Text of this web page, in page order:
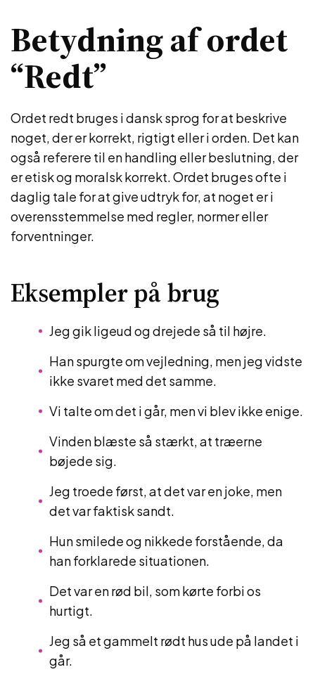
Betydning af ordet
“Redt”
Ordet redt bruges i dansk sprog for at beskrive
noget, der er korrekt, rigtigt eller i orden. Det kan
også referere til en handling eller beslutning, der
er etisk og moralsk korrekt. Ordet bruges ofte i
daglig tale for at give udtryk for, at noget er i
overensstemmelse med regler, normer eller
forventninger.
Eksempler på brug
Jeg gik ligeud og drejede så til højre.
Han spurgte om vejledning, men jeg vidste
ikke svaret med det samme.
Vi talte om det i går, men vi blev ikke enige.
Vinden blæste så stærkt, at træerne
bøjede sig.
Jeg troede først, at det var en joke, men
det var faktisk sandt.
Hun smilede og nikkede forstående, da
han forklarede situationen.
Det var en rød bil, som kørte forbi os
hurtigt.
Jeg så et gammelt rødt hus ude på landet i
går.